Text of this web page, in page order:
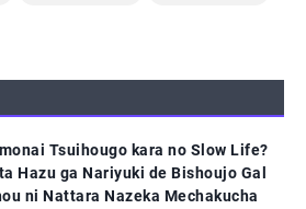
Tsuihougo kara no Slow Life?
Hazu ga Nariyuki de Bishoujo Gal
ni Nattara Nazeka Mechakucha